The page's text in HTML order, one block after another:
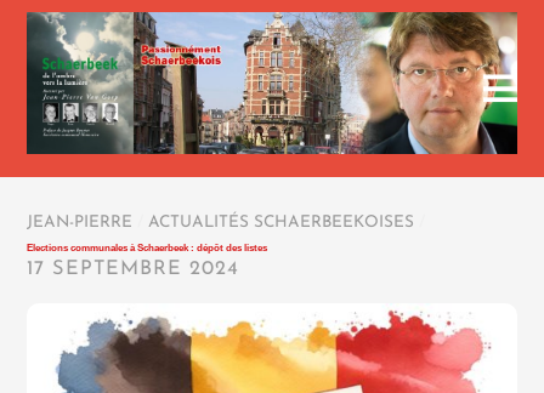
JEAN-PIERRE ACTUALITÉS SCHAERBEEKOISES
Elections communales à Schaerbeek : dépôt des listes
17 SEPTEMBRE 2024